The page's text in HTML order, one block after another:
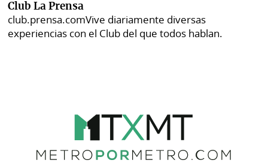
Club La Prensa
club.prensa.comVive diariamente diversas
experiencias con el Club del que todos hablan.